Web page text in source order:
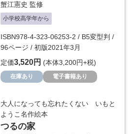
蟹江憲史 監修
小学校高学年から
ISBN978-4-323-06253-2 / B5変型判 /
96ページ / 初版2021年3月
定価3,520円 (本体3,200円+税)
在庫あり 電子書籍あり
大人になっても忘れたくない いもと
ようこ名作絵本
つるの家